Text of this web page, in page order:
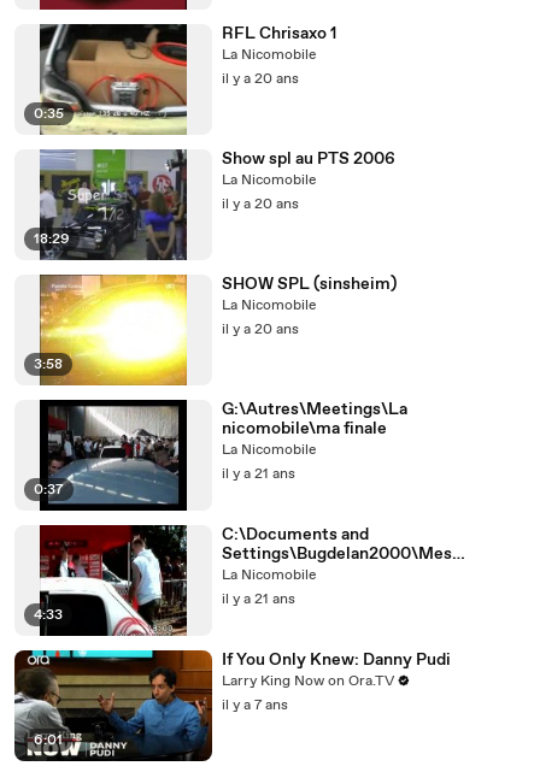
0:35
RFL Chrisaxo 1
La Nicomobile
il y a 20 ans
18:29
Show spl au PTS 2006
La Nicomobile
il y a 20 ans
3:58
SHOW SPL (sinsheim)
La Nicomobile
il y a 20 ans
0:37
G:\Autres\Meetings\La
nicomobile\ma finale
La Nicomobile
il y a 21 ans
4:33
C:\Documents and
Settings\Bugdelan2000\Mes
documents\tuning\Photos de Le mans
+ 1 vidéo\Video spl le mans
La Nicomobile
il y a 21 ans
6:01
If You Only Knew: Danny Pudi
Larry King Now on Ora.TV
il y a 7 ans